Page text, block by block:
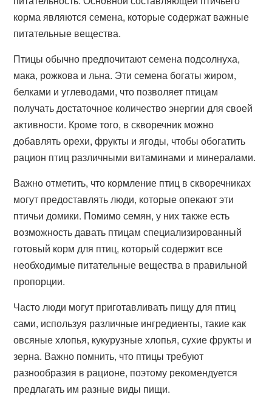
корма являются семена, которые содержат важные
питательные вещества.
Птицы обычно предпочитают семена подсолнуха,
мака, рожкова и льна. Эти семена богаты жиром,
белками и углеводами, что позволяет птицам
получать достаточное количество энергии для своей
активности. Кроме того, в скворечник можно
добавлять орехи, фрукты и ягоды, чтобы обогатить
рацион птиц различными витаминами и минералами.
Важно отметить, что кормление птиц в скворечниках
могут предоставлять люди, которые опекают эти
птичьи домики. Помимо семян, у них также есть
возможность давать птицам специализированный
готовый корм для птиц, который содержит все
необходимые питательные вещества в правильной
пропорции.
Часто люди могут приготавливать пищу для птиц
сами, используя различные ингредиенты, такие как
овсяные хлопья, кукурузные хлопья, сухие фрукты и
зерна. Важно помнить, что птицы требуют
разнообразия в рационе, поэтому рекомендуется
предлагать им разные виды пищи.